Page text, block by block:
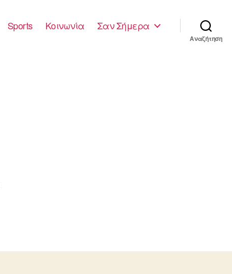
Sports Κοινωνία Σαν Σήμερα
Αναζήτηση